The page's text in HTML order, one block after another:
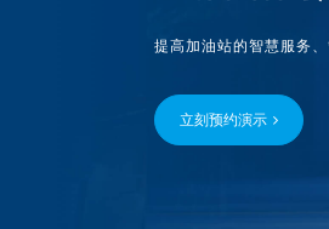
提高加油站的智慧服务
立刻预约演示